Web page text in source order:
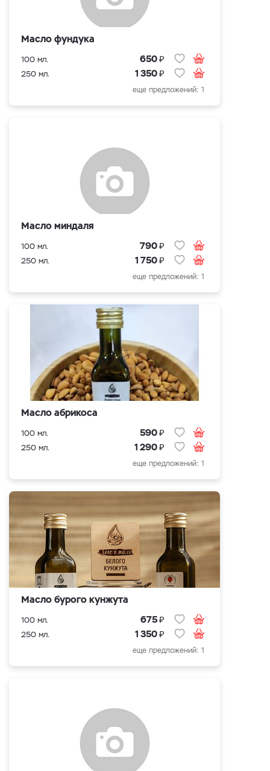
Масло фундука
100 мл. 650₽
250 мл. 1 350₽
еще предложений: 1
Масло миндаля
100 мл. 790₽
250 мл. 1 750₽
еще предложений: 1
Масло абрикоса
100 мл. 590₽
250 мл. 1 290₽
еще предложений: 1
Масло бурого кунжута
100 мл. 675₽
250 мл. 1 350₽
еще предложений: 1